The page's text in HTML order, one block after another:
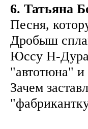
6. Татьяна
Песня,
Дробыш
Юссу Н-
"автотюна"
Зачем